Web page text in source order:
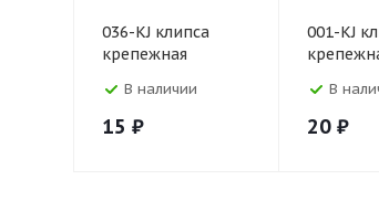
036-KJ клипса
крепежная
В наличии
15 ₽
001-KJ
В
20 ₽